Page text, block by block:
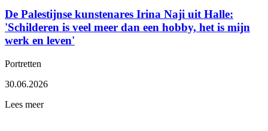
De Palestijnse kunstenares Irina Naji uit Halle:
'Schilderen is veel meer dan een hobby, het is mijn
werk en leven'
Portretten
30.06.2026
Lees meer